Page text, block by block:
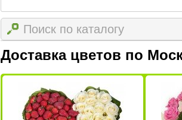
Доставка цветов по